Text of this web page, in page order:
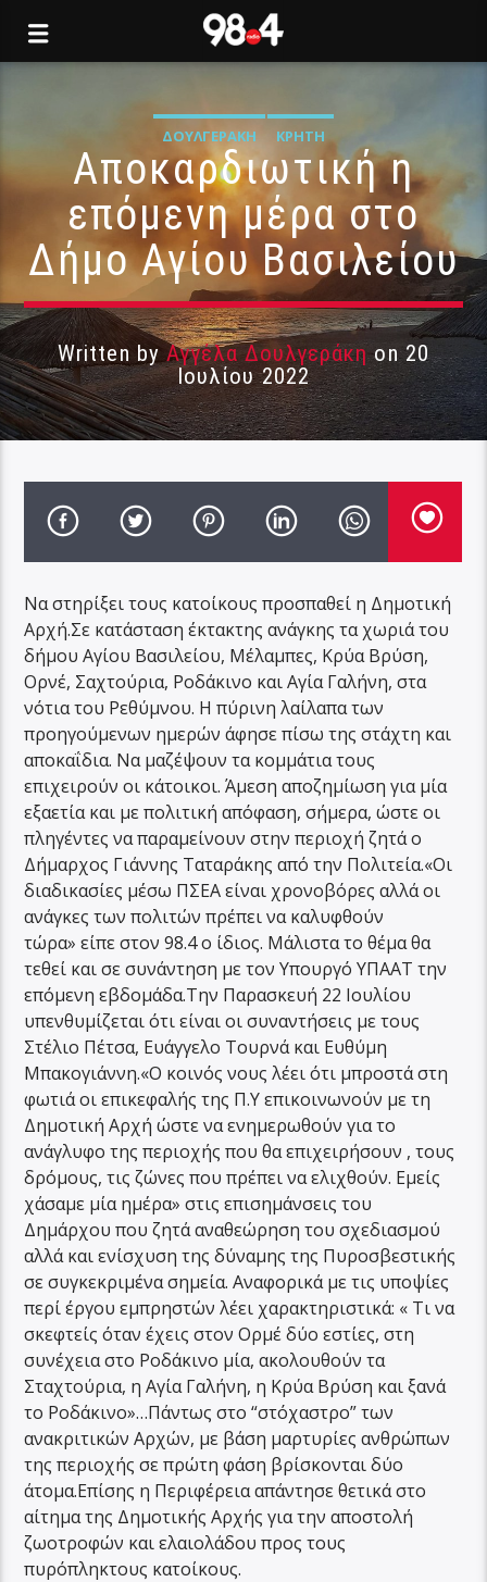
ΔΟΥΛΓΕΡΆΚΗ ΚΡΉΤΗ
Αποκαρδιωτική η
επόμενη μέρα στο
Δήμο Αγίου Βασιλείου
Written by Αγγέλα Δουλγεράκηon 20
Ιουλίου 2022
Να στηρίξει τους κατοίκους προσπαθεί η Δημοτική
Αρχή.Σε κατάσταση έκτακτης ανάγκης τα χωριά του
δήμου Αγίου Βασιλείου, Μέλαμπες, Κρύα Βρύση,
Ορνέ, Σαχτούρια, Ροδάκινο και Αγία Γαλήνη, στα
νότια του Ρεθύμνου. Η πύρινη λαίλαπα των
προηγούμενων ημερών άφησε πίσω της στάχτη και
αποκαΐδια. Να μαζέψουν τα κομμάτια τους
επιχειρούν οι κάτοικοι. Άμεση αποζημίωση για μία
εξαετία και με πολιτική απόφαση, σήμερα, ώστε οι
πληγέντες να παραμείνουν στην περιοχή ζητά ο
Δήμαρχος Γιάννης Ταταράκης από την Πολιτεία.«Οι
διαδικασίες μέσω ΠΣΕΑ είναι χρονοβόρες αλλά οι
ανάγκες των πολιτών πρέπει να καλυφθούν
τώρα» είπε στον 98.4 ο ίδιος. Μάλιστα το θέμα θα
τεθεί και σε συνάντηση με τον Υπουργό ΥΠΑΑΤ την
επόμενη εβδομάδα.Την Παρασκευή 22 Ιουλίου
υπενθυμίζεται ότι είναι οι συναντήσεις με τους
Στέλιο Πέτσα, Ευάγγελο Τουρνά και Ευθύμη
Μπακογιάννη.«Ο κοινός νους λέει ότι μπροστά στη
φωτιά οι επικεφαλής της Π.Υ επικοινωνούν με τη
Δημοτική Αρχή ώστε να ενημερωθούν για το
ανάγλυφο της περιοχής που θα επιχειρήσουν , τους
δρόμους, τις ζώνες που πρέπει να ελιχθούν. Εμείς
χάσαμε μία ημέρα» στις επισημάνσεις του
Δημάρχου που ζητά αναθεώρηση του σχεδιασμού
αλλά και ενίσχυση της δύναμης της Πυροσβεστικής
σε συγκεκριμένα σημεία. Αναφορικά με τις υποψίες
περί έργου εμπρηστών λέει χαρακτηριστικά: « Τι να
σκεφτείς όταν έχεις στον Ορμέ δύο εστίες, στη
συνέχεια στο Ροδάκινο μία, ακολουθούν τα
Σταχτούρια, η Αγία Γαλήνη, η Κρύα Βρύση και ξανά
το Ροδάκινο»…Πάντως στο “στόχαστρο” των
ανακριτικών Αρχών, με βάση μαρτυρίες ανθρώπων
της περιοχής σε πρώτη φάση βρίσκονται δύο
άτομα.Επίσης η Περιφέρεια απάντησε θετικά στο
αίτημα της Δημοτικής Αρχής για την αποστολή
ζωοτροφών και ελαιολάδου προς τους
πυρόπληκτους κατοίκους.